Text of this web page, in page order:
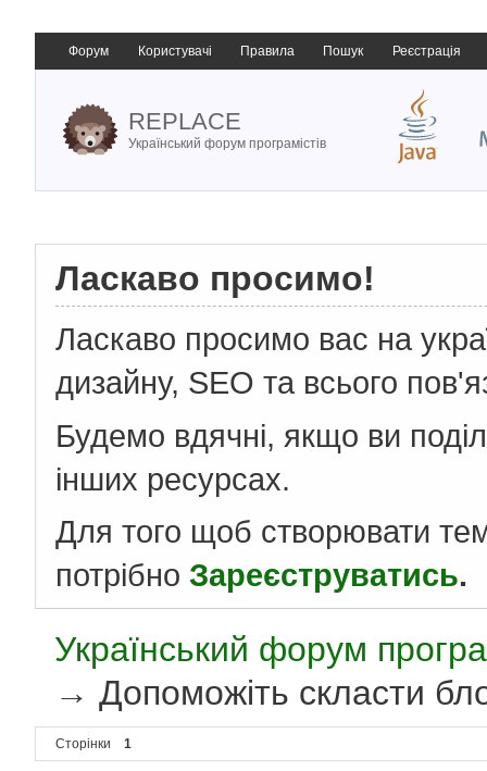
Форум Користувачі Правила Пошук Реєстрація
REPLACE
Український форум програмістів
Ласкаво просимо!
Ласкаво просимо вас на
дизайну, SEO та всього
Будемо вдячні, якщо ви
інших ресурсах.
Для того щоб створювати
потрібно Зареєструватись.
Український форум
→Допоможіть скласти
Сторінки 1